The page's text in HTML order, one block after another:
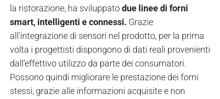
la ristorazione, ha sviluppatodue linee di forni
smart, intelligenti e connessi. Grazie
all'integrazione di sensori nel prodotto, per la prima
volta i progettisti dispongono di dati reali provenienti
dall’effettivo utilizzo da parte dei consumatori.
Possono quindi migliorare le prestazione dei forni
stessi, grazie alle informazioni acquisite e non